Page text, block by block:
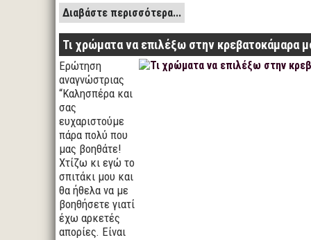
Διαβάστε περισσότερα...
Τι χρώματα να επιλέξω στην κρεβατοκάμαρα
Ερώτηση
αναγνώστριας
“Καλησπέρα και
σας
ευχαριστούμε
πάρα πολύ που
μας βοηθάτε!
Χτίζω κι εγώ το
σπιτάκι μου και
θα ήθελα να με
βοηθήσετε γιατί
έχω αρκετές
απορίες. Είναι